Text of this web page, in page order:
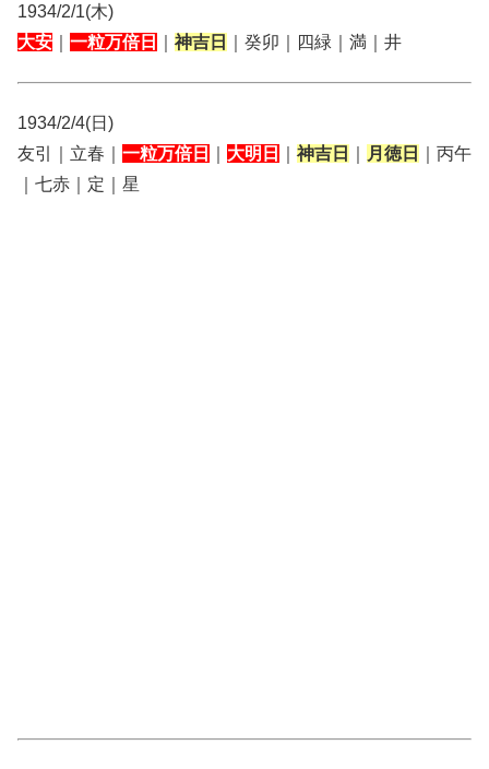
1934/2/1(木)
大安
一粒万倍日 神吉日 ｜癸卯｜四緑｜満｜井
1934/2/4(日)
友引｜立春｜ 一粒万倍日 大明日 神吉日 月徳日
｜丙午
｜七赤｜定｜星